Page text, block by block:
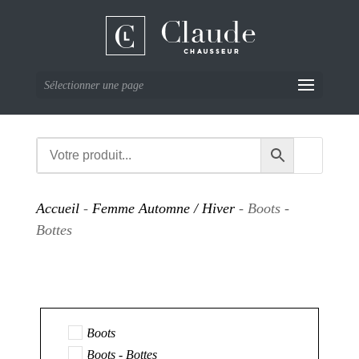
Sélectionner une page
Accueil- Femme Automne / Hiver- Boots -
Bottes
Boots
Boots - Bottes